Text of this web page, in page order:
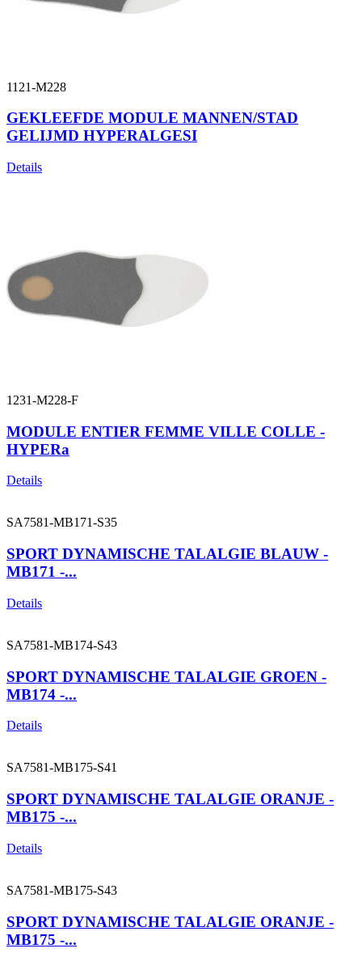
1121-M228
GEKLEEFDE MODULE MANNEN/STAD
GELIJMD HYPERALGESI
Details
1231-M228-F
MODULE ENTIER FEMME VILLE COLLE -
HYPERa
Details
SA7581-MB171-S35
SPORT DYNAMISCHE TALALGIE BLAUW -
MB171 -...
Details
SA7581-MB174-S43
SPORT DYNAMISCHE TALALGIE GROEN -
MB174 -...
Details
SA7581-MB175-S41
SPORT DYNAMISCHE TALALGIE ORANJE -
MB175 -...
Details
SA7581-MB175-S43
SPORT DYNAMISCHE TALALGIE ORANJE -
MB175 -...